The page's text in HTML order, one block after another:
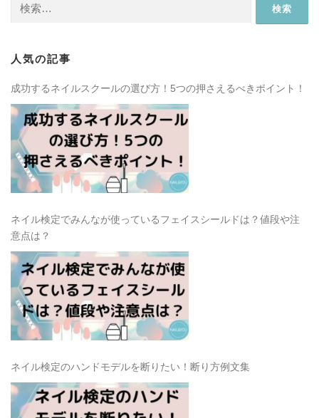
人気の記事
成功するネイルスクールの選び方！5つの押さえるべきポイント！
ネイル検定でみんなが使っているフェイスシールドは？値段や注
意点は？
ネイル検定のハンドモデルを断りたい！断り方例文集